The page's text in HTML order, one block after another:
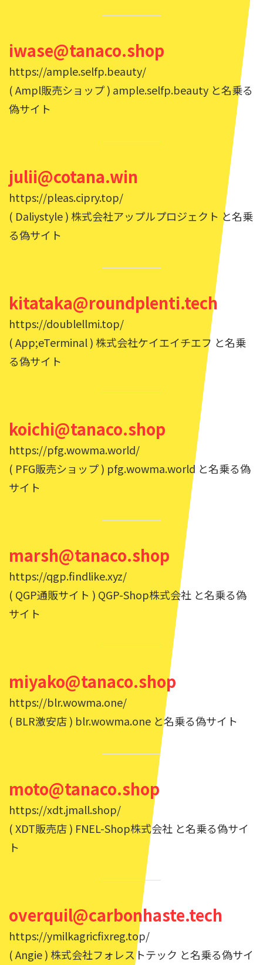
iwase@tanaco.shop
https://ample.selfp.beauty/
( Ampl販売ショップ ) ample.selfp.beauty と名乗る
偽サイト
julii@cotana.win
https://pleas.cipry.top/
( Daliystyle ) 株式会社アップルプロジェクト と名乗
る偽サイト
kitataka@roundplenti.tech
https://doublellmi.top/
( App;eTerminal ) 株式会社ケイエイチエフ と名乗
る偽サイト
koichi@tanaco.shop
https://pfg.wowma.world/
( PFG販売ショップ ) pfg.wowma.world と名乗る偽
サイト
marsh@tanaco.shop
https://qgp.findlike.xyz/
( QGP通販サイト ) QGP-Shop株式会社 と名乗る偽
サイト
miyako@tanaco.shop
https://blr.wowma.one/
( BLR激安店 ) blr.wowma.one と名乗る偽サイト
moto@tanaco.shop
https://xdt.jmall.shop/
( XDT販売店 ) FNEL-Shop株式会社 と名乗る偽サイ
ト
overquil@carbonhaste.tech
https://ymilkagricfixreg.top/
( Angie ) 株式会社フォレストテック と名乗る偽サイ